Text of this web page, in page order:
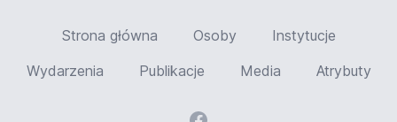
Strona główna Osoby
Instytucje
Wydarzenia
Publikacje Media Atrybuty